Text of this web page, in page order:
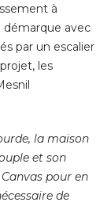
à
démarque avec
par un escalier
les
la maison
et son
pour en
de